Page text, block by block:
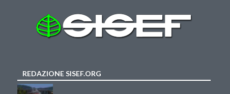
REDAZIONE SISEF.ORG